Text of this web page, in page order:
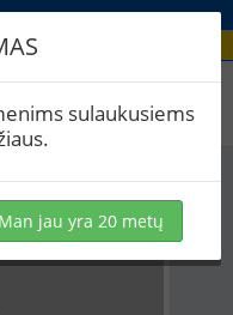
sulaukusiems
Man jau yra 20 metų